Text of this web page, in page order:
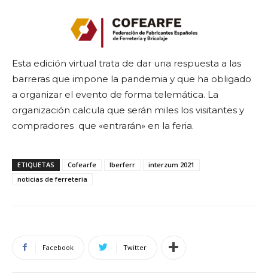
Esta edición virtual trata de dar una respuesta a las
barreras que impone la pandemia y que ha obligado
a organizar el evento de forma telemática. La
organización calcula que serán miles los visitantes y
compradores que «entrarán» en la feria.
ETIQUETAS Cofearfe Iberferr
interzum 2021
noticias de ferreteria
Facebook Twitter